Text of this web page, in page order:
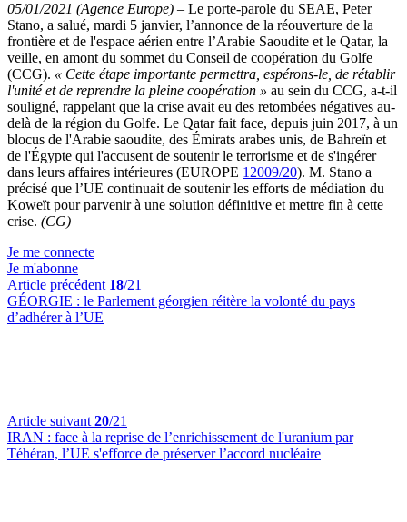
05/01/2021 (Agence Europe) – Le porte-parole du SEAE, Peter
Stano, a salué, mardi 5 janvier, l’annonce de la réouverture de la
frontière et de l'espace aérien entre l’Arabie Saoudite et le Qatar, la
veille, en amont du sommet du Conseil de coopération du Golfe
(CCG). « Cette étape importante permettra, espérons-le, de rétablir
l'unité et de reprendre la pleine coopération » au sein du CCG, a-t-il
souligné, rappelant que la crise avait eu des retombées négatives au-
delà de la région du Golfe. Le Qatar fait face, depuis juin 2017, à un
blocus de l'Arabie saoudite, des Émirats arabes unis, de Bahreïn et
de l'Égypte qui l'accusent de soutenir le terrorisme et de s'ingérer
dans leurs affaires intérieures (EUROPE 12009/20). M. Stano a
précisé que l’UE continuait de soutenir les efforts de médiation du
Koweït pour parvenir à une solution définitive et mettre fin à cette
crise. (CG)
Je me connecte
Je m'abonne
Article précédent 18/21
GÉORGIE : le Parlement géorgien réitère la volonté du pays
d’adhérer à l’UE
Article suivant 20/21
IRAN : face à la reprise de l’enrichissement de l'uranium par
Téhéran, l’UE s'efforce de préserver l’accord nucléaire